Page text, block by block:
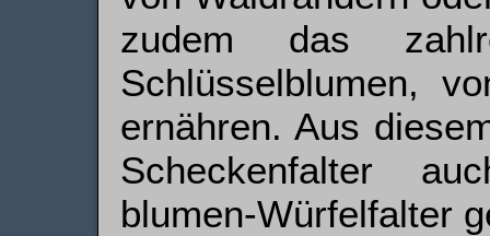
zudem das
Schlüsselblumen,
ernähren. Aus
Schecken­falter
blumen-Würfel­falter